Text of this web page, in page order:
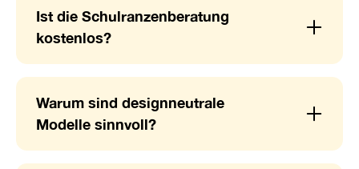
Ist die Schulranzenberatung
kostenlos?
Warum sind designneutrale
Modelle sinnvoll?